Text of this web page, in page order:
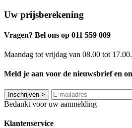
Uw prijsberekening
Vragen? Bel ons op 011 559 009
Maandag tot vrijdag van 08.00 tot 17.00.
Meld je aan voor de nieuwsbrief en
Inschrijven >
Bedankt voor uw aanmelding
Klantenservice